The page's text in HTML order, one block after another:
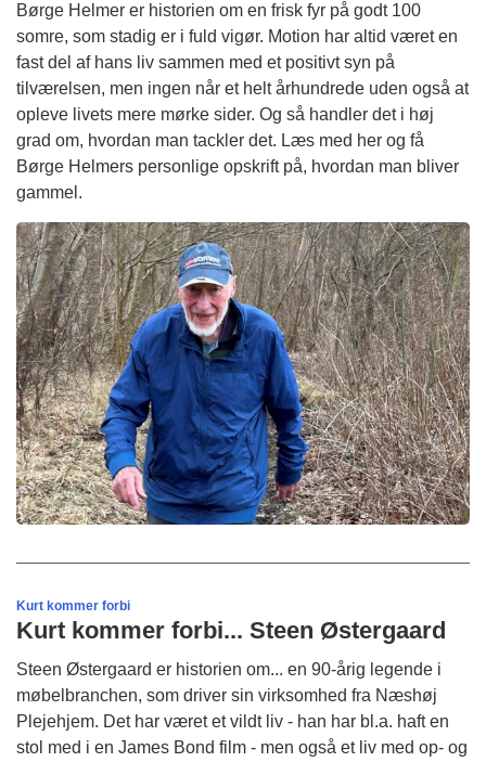
Børge Helmer er historien om en frisk fyr på godt 100
somre, som stadig er i fuld vigør. Motion har altid været en
fast del af hans liv sammen med et positivt syn på
tilværelsen, men ingen når et helt århundrede uden også at
opleve livets mere mørke sider. Og så handler det i høj
grad om, hvordan man tackler det. Læs med her og få
Børge Helmers personlige opskrift på, hvordan man bliver
gammel.
Kurt kommer forbi
Kurt kommer forbi... Steen Østergaard
Steen Østergaard er historien om... en 90-årig legende i
møbelbranchen, som driver sin virksomhed fra Næshøj
Plejehjem. Det har været et vildt liv - han har bl.a. haft en
stol med i en James Bond film - men også et liv med op- og